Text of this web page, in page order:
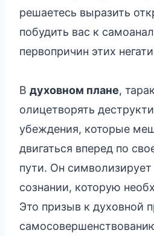
решаетесь выразить
побудить вас к
первопричин этих
В духовном плане,
олицетворять
убеждения, которые
двигаться вперед по
пути. Он
сознании, которую
Это призыв к духовной